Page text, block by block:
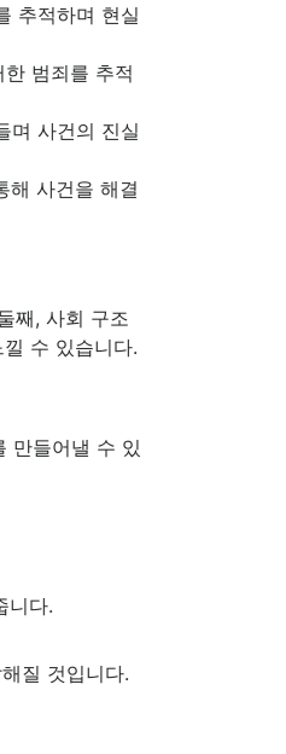
추적하며 현실
범죄를 추적
며 사건의 진실
해 사건을 해결
째, 사회 구조
수 있습니다.
만들어낼 수 있
니다.
질 것입니다.